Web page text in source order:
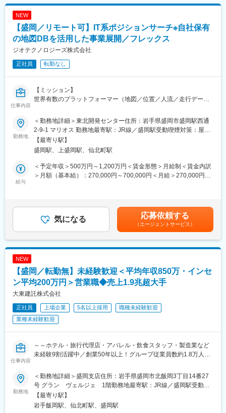
NEW
【盛岡／リモート可】IT系ポジションサーチ※自社保有
の地図DBを活用した事業展開／フレックス
ジオテクノロジーズ株式会社
正社員 転勤なし
仕事内容
【ミッション】
世界有数のプラットフォーマー（地図／位置／人流／走行データ
転」「IoT]「ジオマーケティング」等、次世代社会の創出に向け
て、共鳴かつ事業を加速させられる仲間を積極的に募集をしてお
ります。ご志向やご経歴を考慮しポジションを決定致します。
自社で保有するビッグデータ（地図/位置/人流/走行データや画像
等）を活用し、次世代社会に向けて、新規事業・研究開発を強化
しており、既にいくつもの壮大なプロジェクトに着手している
中、複数事業部で多様なポジションを採用する予定です。
・フロントエンドエンジニア
・サーバサイドエンジニア
・UI/UXデザイナー
・インフラエンジニア
・システムアーキテクト
・社内SE、QAエンジニア
■業務の詳細
・コンシューマー向けスマートフォンアプリ開発（ポイ活アプリ
『トリマ』等）
等）
・法人向けのプロフェッショナルサービス開発（CASE/MaaS/先
・次世代地図システム開発・研究開発（AI/ディープラーニング/画
像認証/自然言語処理等）
当社保有するビッグデータは無限の可能性を秘めており様々な社
会問題の解決に貢献しています。例：MaaS／CASE／カーナビゲ
勤務地
＜勤務地詳細＞東北開発センター住所：岩手県盛岡市盛岡駅西通
2-9-1 マリオス 勤務地最寄駅：JR線／盛岡駅受動喫煙対策：屋内
喫煙可能場所あり変更の範囲：会社の定める事業所（リモートワ
ーク含む）
【最寄り駅】
盛岡駅、上盛岡駅、仙北町駅
給与
＜予定年収＞500万円～1,200万円＜賃金形態＞月給制＜賃金内訳
＞月額（基本給）：270,000円～700,000円＜月給＞270,000円～
金額であり、選考を通じて上下する可能性があります。月給(月額)
は固定手当を含めた表記です。
気になる 応募依頼する
（エージェントサービス）
NEW
【盛岡／転勤無】未経験歓迎＜平均年収850万・インセ
ン平均200万円＞営業職◆売上1.9兆超大手
大東建託株式会社
正社員 上場企業 5名以上採用
職種未経験歓迎
業種未経験歓迎
仕事内容
～～ホテル・旅行代理店・アパレル・飲食スタッフ・製造業など
未経験9割活躍中／創業50年以上！グループ従業員数約1.8万人を
＜この求人のオススメポイント＞
・平均年収850万！青天井のインセンティブで圧倒的に稼げる！
※1件の成約で平均200万円の支給あり！
・ネームバリュー×豊富なデータベースがあるため、お客様との関
勤務地
＜勤務地詳細＞盛岡支店住所：岩手県盛岡市北飯岡3丁目14番27
号 グラン ヴェルジェ 1階勤務地最寄駅：JR線／盛岡駅受動喫
煙対策：屋内全面禁煙変更の範囲：会社の定める事業所
【最寄り駅】
岩手飯岡駅、仙北町駅、盛岡駅